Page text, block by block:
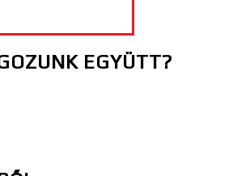
EGYÜTT?